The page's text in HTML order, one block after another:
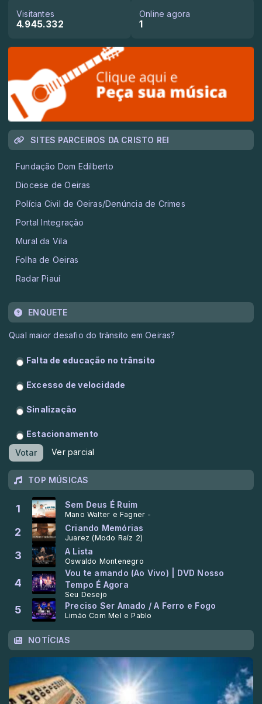
Visitantes
4.945.332
Online agora
1
SITES PARCEIROS DA CRISTO REI
Fundação Dom Edilberto
Diocese de Oeiras
Polícia Civil de Oeiras/Denúncia de Crimes
Portal Integração
Mural da Vila
Folha de Oeiras
Radar Piauí
ENQUETE
Qual maior desafio do trânsito em Oeiras?
Falta de educação no trânsito
Excesso de velocidade
Sinalização
Estacionamento
Votar
Ver parcial
TOP MÚSICAS
1 Sem Deus É Ruim
Mano Walter e Fagner -
2 Criando Memórias
Juarez (Modo Raíz 2)
3 A Lista
Oswaldo Montenegro
4
Vou te amando (Ao Vivo) | DVD Nosso
Tempo É Agora
Seu Desejo
5 Preciso Ser Amado / A Ferro e Fogo
Limão Com Mel e Pablo
NOTÍCIAS